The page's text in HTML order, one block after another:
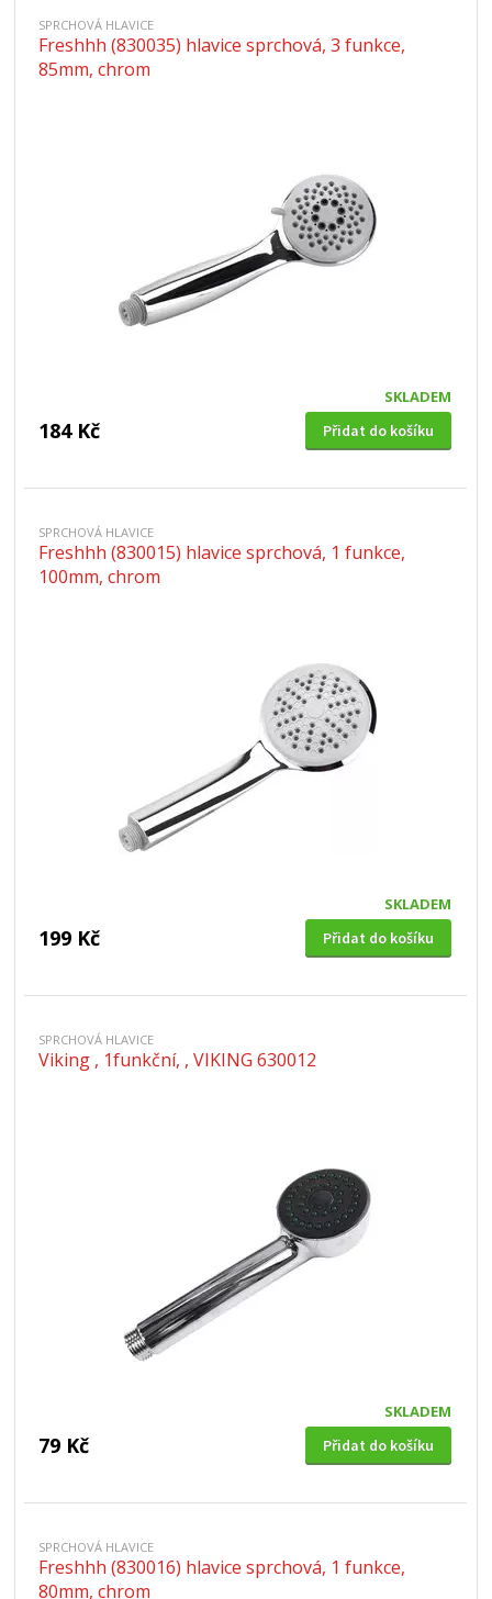
SPRCHOVÁ HLAVICE
Freshhh (830035) hlavice sprchová, 3 funkce,
85mm, chrom
SKLADEM
184 Kč Přidat do košíku
SPRCHOVÁ HLAVICE
Freshhh (830015) hlavice sprchová, 1 funkce,
100mm, chrom
SKLADEM
199 Kč Přidat do košíku
SPRCHOVÁ HLAVICE
Viking , 1funkční, , VIKING 630012
SKLADEM
79 Kč Přidat do košíku
SPRCHOVÁ HLAVICE
Freshhh (830016) hlavice sprchová, 1 funkce,
80mm, chrom